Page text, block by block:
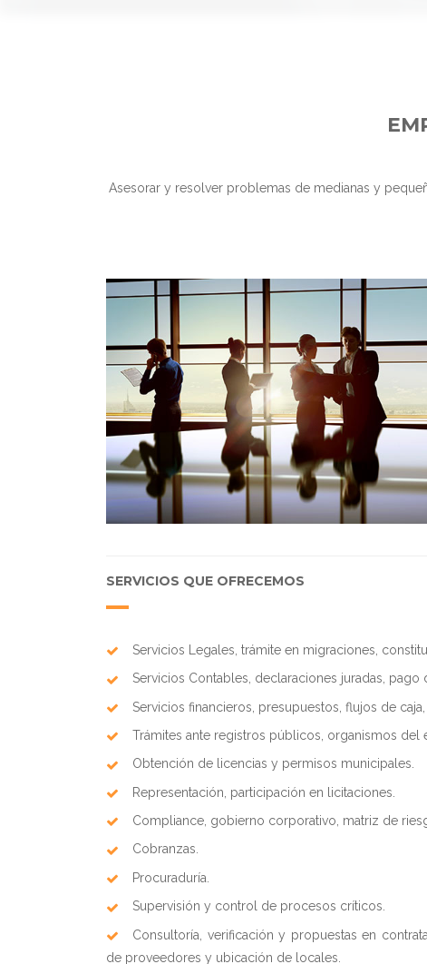
Asesorar y resolver problemas de medianas y
SERVICIOS QUE OFRECEMOS
Servicios Legales, trámite en migraciones,
Servicios Contables, declaraciones juradas, pago
Servicios financieros, presupuestos, flujos de caja,
Trámites ante registros públicos, organismos del
Obtención de licencias y permisos municipales.
Representación, participación en licitaciones.
Compliance, gobierno corporativo, matriz de
Cobranzas.
Procuraduría.
Supervisión y control de procesos críticos.
Consultoría, verificación y propuestas en
de proveedores y ubicación de locales.